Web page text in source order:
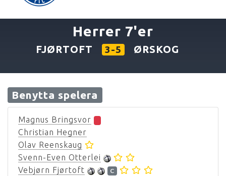
Herrer 7'er
FJØRTOFT 3-5 ØRSKOG
Benytta spelera
Magnus Bringsvor
Christian Hegner
Olav Reenskaug
Svenn-Even Otterlei
Vebjørn Fjørtoft
C